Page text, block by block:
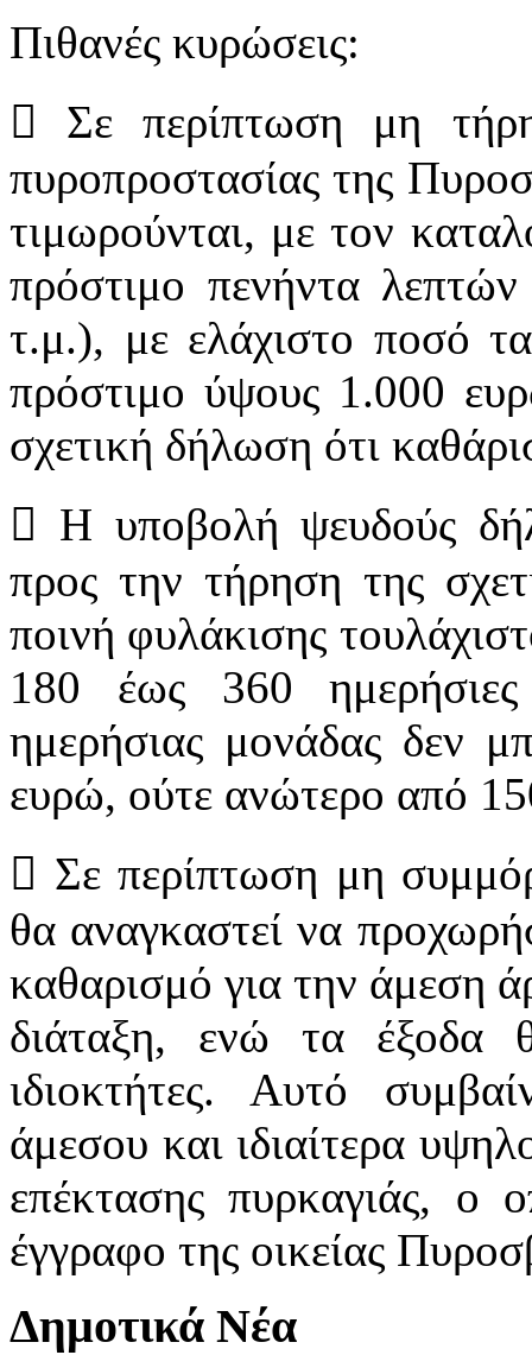
Πιθανές κυρώσεις:
 Σε περίπτωση μη
πυροπροστασίας της
τιμωρούνται, με τον
πρόστιμο πενήντα
τ.μ.), με ελάχιστο ποσό
πρόστιμο ύψους 1.000
σχετική δήλωση ότι
 Η υποβολή ψευδούς
προς την τήρηση της
ποινή φυλάκισης
180 έως 360
ημερήσιας μονάδας δεν
ευρώ, ούτε ανώτερο από
 Σε περίπτωση μη
θα αναγκαστεί να
καθαρισμό για την άμεση
διάταξη, ενώ τα έξοδα
ιδιοκτήτες. Αυτό
άμεσου και ιδιαίτερα
επέκτασης πυρκαγιάς, ο
έγγραφο της οικείας
Δημοτικά Νέα